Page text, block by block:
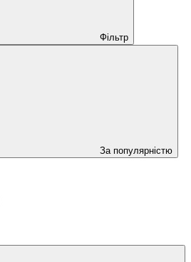
Фільтр
За популярністю